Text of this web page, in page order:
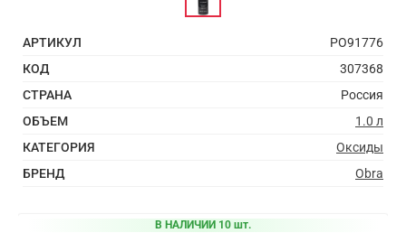
АРТИКУЛ
PO91776
КОД
307368
СТРАНА
Россия
ОБЪЕМ
1.0 л
КАТЕГОРИЯ
Оксиды
БРЕНД
Obra
В НАЛИЧИИ 10 шт.